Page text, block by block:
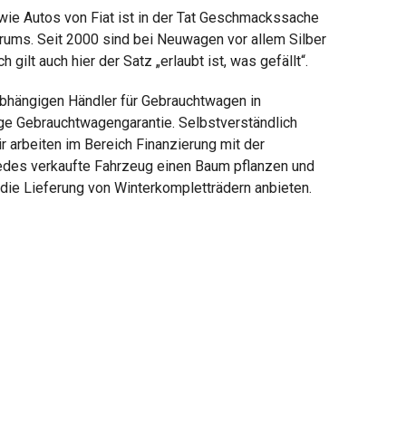
Autos von Fiat ist in der Tat Geschmackssache
Seit 2000 sind bei Neuwagen vor allem Silber
gilt auch hier der Satz „erlaubt ist, was gefällt“.
Händler für Gebrauchtwagen in
Gebrauchtwagengarantie. Selbstverständlich
arbeiten im Bereich Finanzierung mit der
verkaufte Fahrzeug einen Baum pflanzen und
Lieferung von Winterkompletträdern anbieten.